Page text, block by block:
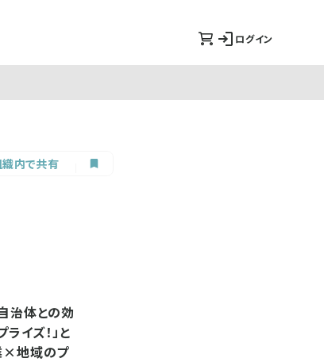
ログイン
内で共有
治体との効
イズ！」と
×地域のプ